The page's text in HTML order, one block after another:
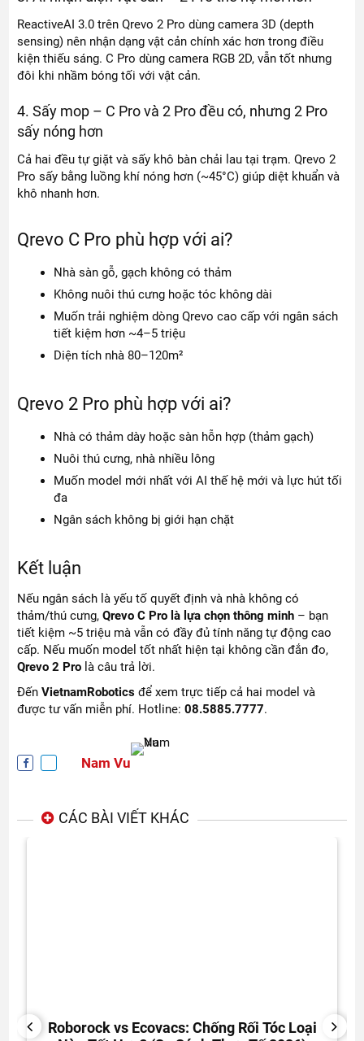
ReactiveAI 3.0 trên Qrevo 2 Pro dùng camera 3D (depth
sensing) nên nhận dạng vật cản chính xác hơn trong điều
kiện thiếu sáng. C Pro dùng camera RGB 2D, vẫn tốt nhưng
đôi khi nhầm bóng tối với vật cản.
4. Sấy mop – C Pro và 2 Pro đều có, nhưng 2 Pro
sấy nóng hơn
Cả hai đều tự giặt và sấy khô bàn chải lau tại trạm. Qrevo 2
Pro sấy bằng luồng khí nóng hơn (~45°C) giúp diệt khuẩn và
khô nhanh hơn.
Qrevo C Pro phù hợp với ai?
Nhà sàn gỗ, gạch không có thảm
Không nuôi thú cưng hoặc tóc không dài
Muốn trải nghiệm dòng Qrevo cao cấp với ngân sách
tiết kiệm hơn ~4–5 triệu
Diện tích nhà 80–120m²
Qrevo 2 Pro phù hợp với ai?
Nhà có thảm dày hoặc sàn hỗn hợp (thảm gạch)
Nuôi thú cưng, nhà nhiều lông
Muốn model mới nhất với AI thế hệ mới và lực hút tối
đa
Ngân sách không bị giới hạn chặt
Kết luận
Nếu ngân sách là yếu tố quyết định và nhà không có
thảm/thú cưng,Qrevo C Pro là lựa chọn thông minh – bạn
tiết kiệm ~5 triệu mà vẫn có đầy đủ tính năng tự động cao
cấp. Nếu muốn model tốt nhất hiện tại không cần đắn đo,
Qrevo 2 Pro là câu trả lời.
ĐếnVietnamRobotics để xem trực tiếp cả hai model và
được tư vấn miễn phí. Hotline:08.5885.7777.
Nam Vu
CÁC BÀI VIẾT KHÁC
PREVIOUSRoborock vs Ecovacs: Chống Rối Tóc Loại
NEXT